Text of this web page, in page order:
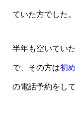
ていた方でした。
半年も空いてい
で、その方は初
の電話予約をし